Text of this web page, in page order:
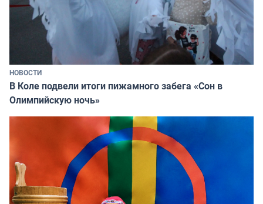
НОВОСТИ
В Коле подвели итоги пижамного забега «Сон в
Олимпийскую ночь»